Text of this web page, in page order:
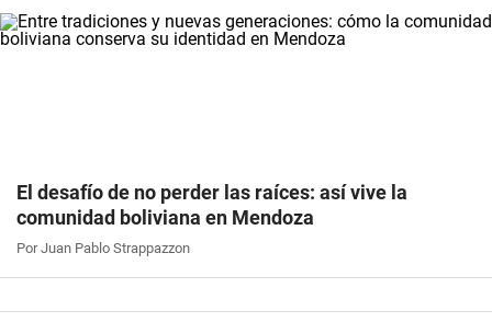
El desafío de no perder las raíces: así vive la
comunidad boliviana en Mendoza
Por Juan Pablo Strappazzon